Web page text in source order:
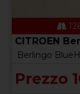
CITROEN
Berlingo
Prezzo